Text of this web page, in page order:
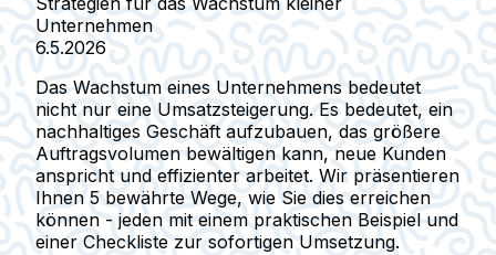
Unternehmen
6.5.2026
Das Wachstum eines Unternehmens bedeutet
nicht nur eine Umsatzsteigerung. Es bedeutet, ein
nachhaltiges Geschäft aufzubauen, das größere
Auftragsvolumen bewältigen kann, neue Kunden
anspricht und effizienter arbeitet. Wir präsentieren
Ihnen 5 bewährte Wege, wie Sie dies erreichen
können - jeden mit einem praktischen Beispiel und
einer Checkliste zur sofortigen Umsetzung.